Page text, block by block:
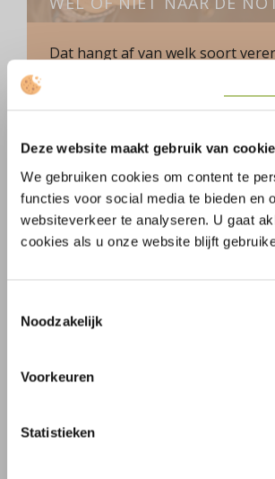
Deze website maakt gebruik van
We gebruiken cookies om content te
functies voor social media te bieden en
websiteverkeer te analyseren. U gaat
cookies als u onze website blijft
Noodzakelijk
Voorkeuren
Statistieken
Dat hangt af van welk soort
VAN KOOPHANDEL
Een stichting moet worden